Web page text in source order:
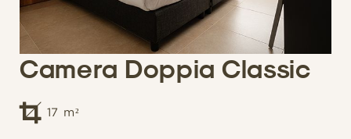
Camera Doppia Classic
17 m²